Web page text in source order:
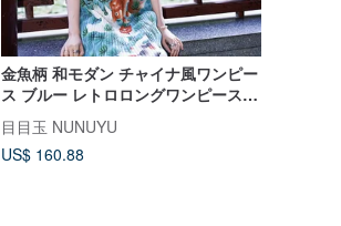
金魚柄 和モダン チャイナ風ワンピー
ス ブルー レトロロングワンピース
目目玉 NUNUYU
US$ 160.88